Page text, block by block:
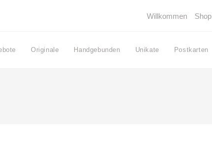
Willkommen Shop
Originale Handgebunden Unikate Postkarten